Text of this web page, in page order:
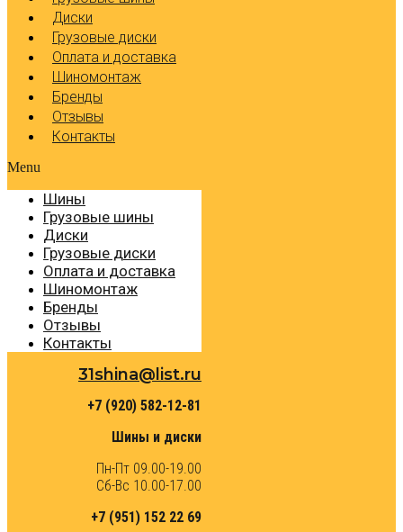
Диски
Грузовые диски
Оплата и доставка
Шиномонтаж
Бренды
Отзывы
Контакты
Menu
Шины
Грузовые шины
Диски
Грузовые диски
Оплата и доставка
Шиномонтаж
Бренды
Отзывы
Контакты
31shina@list.ru
+7 (920) 582-12-81
Шины и диски
Пн-Пт 09.00-19.00
Сб-Вс 10.00-17.00
+7 (951) 152 22 69